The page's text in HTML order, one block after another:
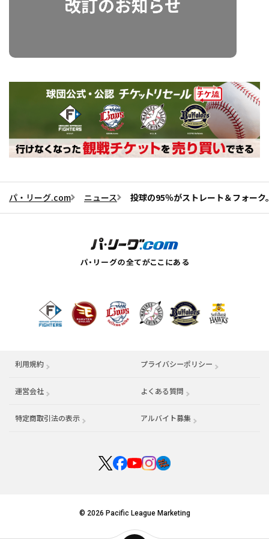
パ・リーグ.com ニュース 投球の95％がストレート＆フォー
利用規約 プライバシーポリシー
運営会社 （別ウィンドウで開く） よくある質問
特定商取引法の表示 アルバイト募集 （別ウィンドウで開く
© 2026 Pacific League Marketing